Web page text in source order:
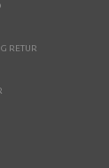
RETUR